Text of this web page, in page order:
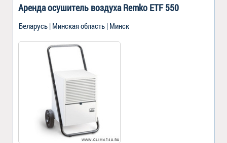
Аренда осушитель воздуха Remko ETF 550
Беларусь | Минская область | Минск